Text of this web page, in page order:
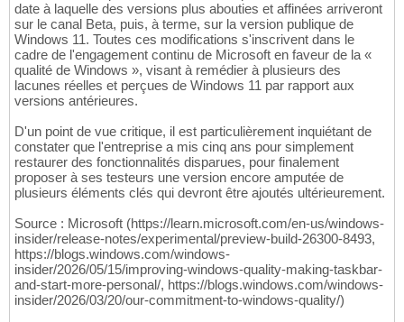
date à laquelle des versions plus abouties et affinées arriveront
sur le canal Beta, puis, à terme, sur la version publique de
Windows 11. Toutes ces modifications s'inscrivent dans le
cadre de l'engagement continu de Microsoft en faveur de la «
qualité de Windows », visant à remédier à plusieurs des
lacunes réelles et perçues de Windows 11 par rapport aux
versions antérieures.
D'un point de vue critique, il est particulièrement inquiétant de
constater que l'entreprise a mis cinq ans pour simplement
restaurer des fonctionnalités disparues, pour finalement
proposer à ses testeurs une version encore amputée de
plusieurs éléments clés qui devront être ajoutés ultérieurement.
Source : Microsoft (https://learn.microsoft.com/en-us/windows-
insider/release-notes/experimental/preview-build-26300-8493,
https://blogs.windows.com/windows-
insider/2026/05/15/improving-windows-quality-making-taskbar-
and-start-more-personal/, https://blogs.windows.com/windows-
insider/2026/03/20/our-commitment-to-windows-quality/)